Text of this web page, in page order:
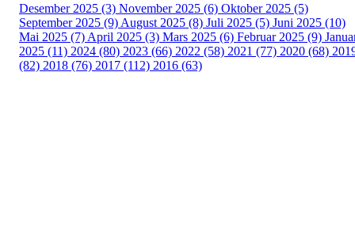
Desember 2025 (3) November 2025 (6) Oktober 2025 (5)
September 2025 (9) August 2025 (8) Juli 2025 (5) Juni 2025 (10)
Mai 2025 (7) April 2025 (3) Mars 2025 (6) Februar 2025 (9)
2025 (11) 2024 (80) 2023 (66) 2022 (58) 2021 (77) 2020 (68)
(82) 2018 (76) 2017 (112) 2016 (63)